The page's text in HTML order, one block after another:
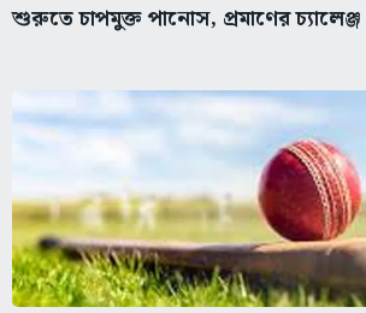
শুরুতে চাপমুক্ত পানোস, প্রমাণের চ্যালেঞ্জ